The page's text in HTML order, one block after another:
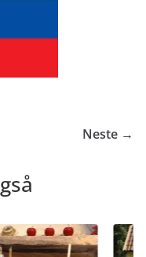
Neste →